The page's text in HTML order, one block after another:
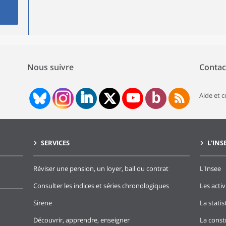
Nous suivre
Aide et
SERVICES
Réviser une pension, un loyer, bail ou contrat
Consulter les indices et séries chronologiques
Sirene
Découvrir, apprendre, enseigner
L'Insee
Les
La
La